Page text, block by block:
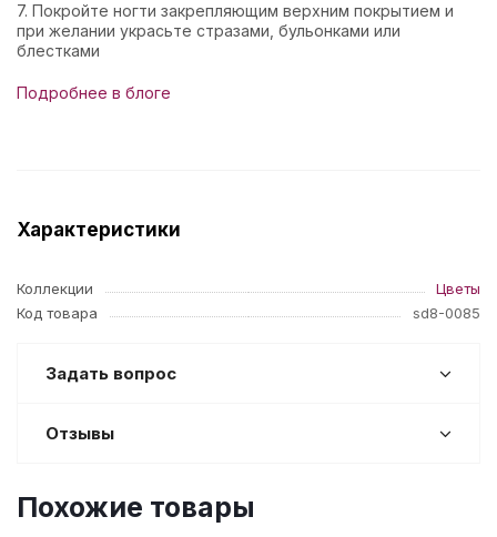
7. Покройте ногти закрепляющим верхним покрытием и
при желании украсьте стразами, бульонками или
блестками
Подробнее в блоге
Характеристики
Коллекции
Цветы
Код товара
sd8-0085
Задать вопрос
Отзывы
Похожие товары